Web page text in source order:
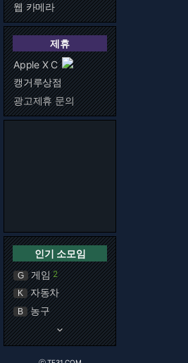
웹 카메라
제휴
Apple X C
캥거루상점
광고제휴 문의
인기 소모임
G 게임 2
K 자동차
B 농구
keyboard_arrow_down